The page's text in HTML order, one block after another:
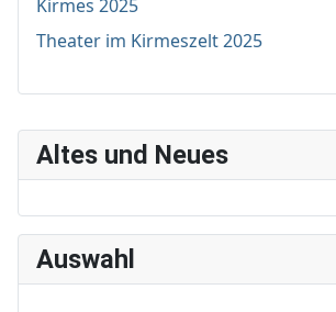
Altes und Neues
Auswahl
Kirmes 2025
Theater im Kirmeszelt 2025